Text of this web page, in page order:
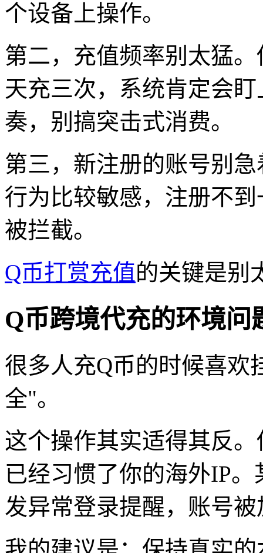
个设备上操作。
第二，充值频率别太猛
天充三次，系统肯定会
奏，别搞突击式消费。
第三，新注册的账号别
行为比较敏感，注册不
被拦截。
Q币打赏充值的关键是别
Q币跨境代充的环境问
很多人充Q币的时候喜欢
全"。
这个操作其实适得其反
已经习惯了你的海外IP
发异常登录提醒，账号